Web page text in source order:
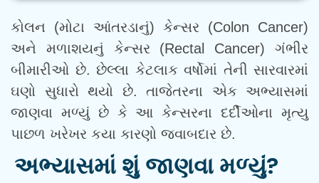
કોલન (મોટા આંતરડાનું) કેન્સર (Colon Cancer)
અને મળાશયનું કેન્સર (Rectal Cancer) ગંભીર
બીમારીઓ છે. છેલ્લા કેટલાક વર્ષોમાં તેની સારવારમાં
ઘણો સુધારો થયો છે. તાજેતરના એક અભ્યાસમાં
જાણવા મળ્યું છે કે આ કેન્સરના દર્દીઓના મૃત્યુ
પાછળ ખરેખર કયા કારણો જવાબદાર છે.
અભ્યાસમાં શું જાણવા મળ્યું?